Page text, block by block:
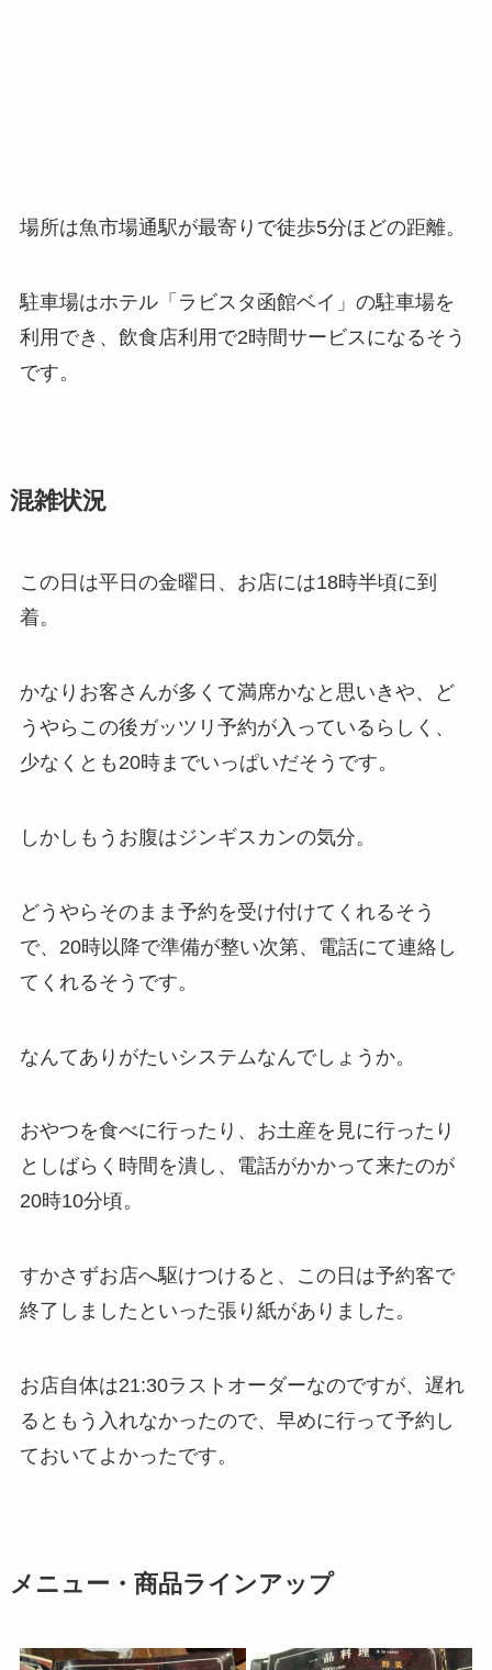
場所は魚市場通駅が最寄りで徒歩5分ほどの距離。
駐車場はホテル「ラビスタ函館ベイ」の駐車場を
利用でき、飲食店利用で2時間サービスになるそう
です。
混雑状況
この日は平日の金曜日、お店には18時半頃に到
着。
かなりお客さんが多くて満席かなと思いきや、ど
うやらこの後ガッツリ予約が入っているらしく、
少なくとも20時までいっぱいだそうです。
しかしもうお腹はジンギスカンの気分。
どうやらそのまま予約を受け付けてくれるそう
で、20時以降で準備が整い次第、電話にて連絡し
てくれるそうです。
なんてありがたいシステムなんでしょうか。
おやつを食べに行ったり、お土産を見に行ったり
としばらく時間を潰し、電話がかかって来たのが
20時10分頃。
すかさずお店へ駆けつけると、この日は予約客で
終了しましたといった張り紙がありました。
お店自体は21:30ラストオーダーなのですが、遅れ
るともう入れなかったので、早めに行って予約し
ておいてよかったです。
メニュー・商品ラインアップ